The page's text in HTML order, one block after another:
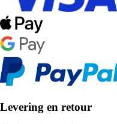
Levering en retour